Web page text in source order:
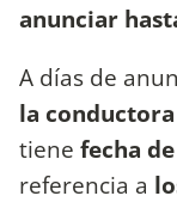
anunciar
A días de
la
tiene fecha
referencia a